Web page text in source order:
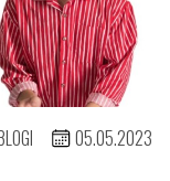
05.05.2023